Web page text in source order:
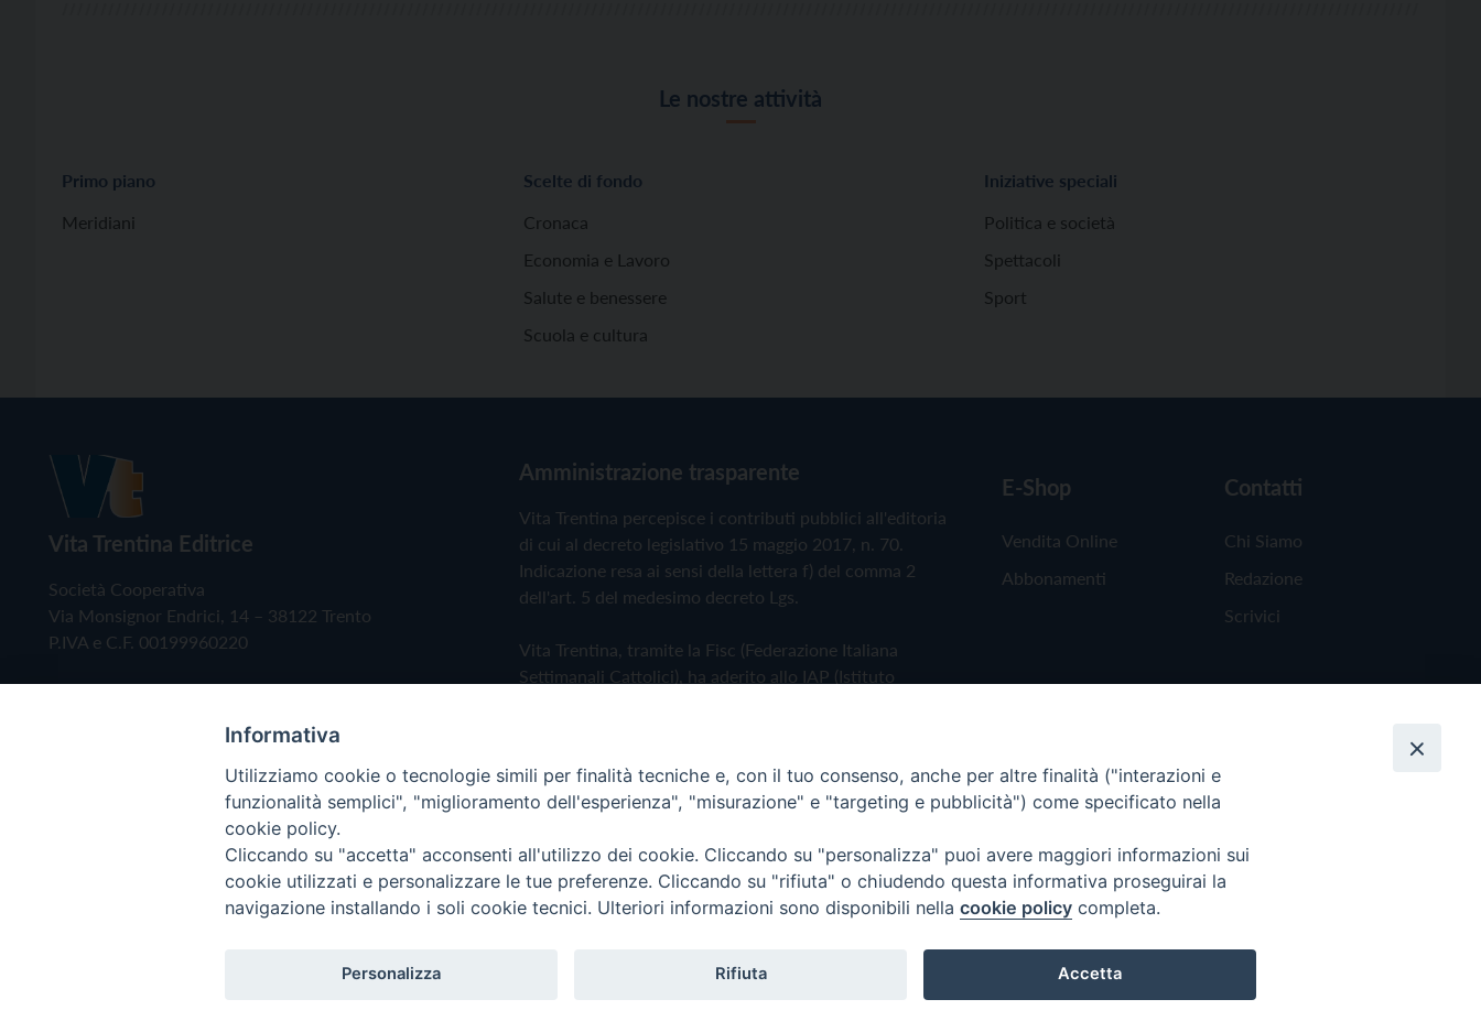
Le nostre attività
Primo piano
Meridiani
Scelte di fondo
Cronaca
Economia e Lavoro
Salute e benessere
Scuola e cultura
Iniziative speciali
Politica e società
Spettacoli
Sport
Vita Trentina Editrice
Società Cooperativa
Via Monsignor Endrici, 14 – 38122 Trento
P.IVA e C.F. 00199960220
Amministrazione trasparente
Vita Trentina percepisce i contributi pubblici all'editoria
di cui al decreto legislativo 15 maggio 2017, n. 70.
Indicazione resa ai sensi della lettera f) del comma 2
dell'art. 5 del medesimo decreto Lgs.
Vita Trentina, tramite la Fisc (Federazione Italiana
Settimanali Cattolici), ha aderito allo IAP (Istituto
Privacy Policy Cookie Policy
E-Shop
Vendita Online
Abbonamenti
Contatti
Chi Siamo
Redazione
Scrivici
Copyright © 2019 - Tutti i diritti riservati - Vita Trentina Editrice
Informativa
Utilizziamo cookie o tecnologie simili per finalità tecniche e, con il tuo consenso, anche per altre finalità ("interazioni e
funzionalità semplici", "miglioramento dell'esperienza", "misurazione" e "targeting e pubblicità") come specificato nella
cookie policy.
Cliccando su "accetta" acconsenti all'utilizzo dei cookie. Cliccando su "personalizza" puoi avere maggiori informazioni sui
cookie utilizzati e personalizzare le tue preferenze. Cliccando su "rifiuta" o chiudendo questa informativa proseguirai la
navigazione installando i soli cookie tecnici. Ulteriori informazioni sono disponibili nella cookie policy completa.
Personalizza Rifiuta Accetta